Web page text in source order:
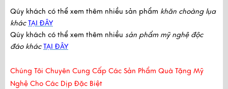
Qúy khách có thể xem thêm nhiều sản phẩm khăn choàng lụa
khác TẠI ĐÂY
Qúy khách có thể xem thêm nhiều sản phẩm mỹ nghệ độc
đáo khác TẠI ĐÂY
Chúng Tôi Chuyên Cung Cấp Các Sản Phẩm Quà Tặng Mỹ
Nghệ Cho Các Dịp Đặc Biệt